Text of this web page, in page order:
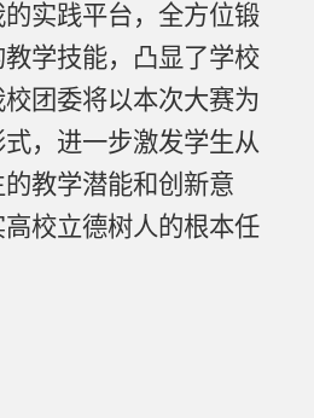
实践平台，全方位锻
学技能，凸显了学校
团委将以本次大赛为
，进一步激发学生从
教学潜能和创新意
校立德树人的根本任